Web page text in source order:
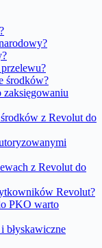
środków?
z Revolut do
z Revolut do
Revolut?
PKO warto
błyskawiczne